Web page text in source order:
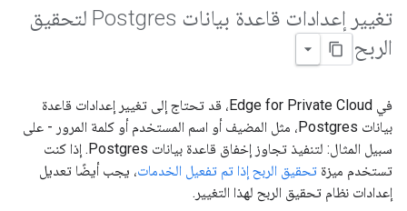
تغيير إعدادات قاعدة بيانات Postgres لتحقيق
الربح
في Edge for Private Cloud، قد تحتاج إلى تغيير إعدادات قاعدة
بيانات Postgres، مثل المضيف أو اسم المستخدم أو كلمة المرور - على
سبيل المثال: لتنفيذ تجاوز إخفاق قاعدة بيانات Postgres. إذا كنت
تستخدم ميزة تحقيق الربح إذا تم تفعيل الخدمات، يجب أيضًا تعديل
إعدادات نظام تحقيق الربح لهذا التغيير.